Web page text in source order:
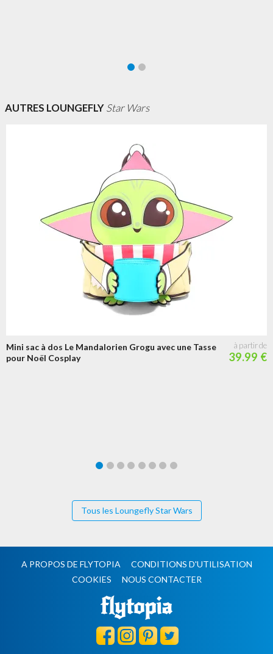
AUTRES LOUNGEFLYStar Wars
Mini sac à dos Le Mandalorien Grogu avec une Tasse
pour Noël Cosplay
39.99 €
Tous les Loungefly Star Wars
A PROPOS DE FLYTOPIA
CONDITIONS D'UTILISATION
COOKIES
NOUS CONTACTER